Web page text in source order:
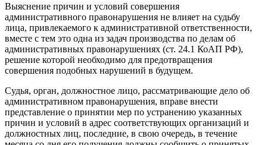
Выяснение причин и условий совершения
административного правонарушения не влияет на судьбу
лица, привлекаемого к административной ответственности,
вместе с тем это одна из задач производства по делам об
административных правонарушениях (ст. 24.1 КоАП РФ),
решение которой необходимо для предотвращения
совершения подобных нарушений в будущем.
Судья, орган, должностное лицо, рассматривающие дело об
административном правонарушения, вправе внести
представление о принятии мер по устранению указанных
причин и условий в адрес соответствующих организаций и
должностных лиц, последние, в свою очередь, в течение